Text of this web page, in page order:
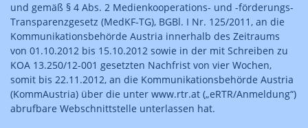
und gemäß § 4 Abs. 2 Medienkooperations- und -förderungs-
Transparenzgesetz (MedKF-TG), BGBl. I Nr. 125/2011, an die
Kommunikationsbehörde Austria innerhalb des Zeitraums
von 01.10.2012 bis 15.10.2012 sowie in der mit Schreiben zu
KOA 13.250/12-001 gesetzten Nachfrist von vier Wochen,
somit bis 22.11.2012, an die Kommunikationsbehörde Austria
(KommAustria) über die unter www.rtr.at („eRTR/Anmeldung“)
abrufbare Webschnittstelle unterlassen hat.